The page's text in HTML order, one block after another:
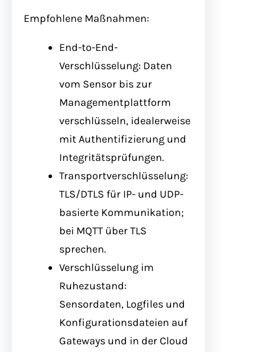
Empfohlene Maßnahmen:
End-to-End-
Verschlüsselung: Daten
vom Sensor bis zur
Managementplattform
verschlüsseln, idealerweise
mit Authentifizierung und
Integritätsprüfungen.
Transportverschlüsselung:
TLS/DTLS für IP- und UDP-
basierte Kommunikation;
bei MQTT über TLS
sprechen.
Verschlüsselung im
Ruhezustand:
Sensordaten, Logfiles und
Konfigurationsdateien auf
Gateways und in der Cloud